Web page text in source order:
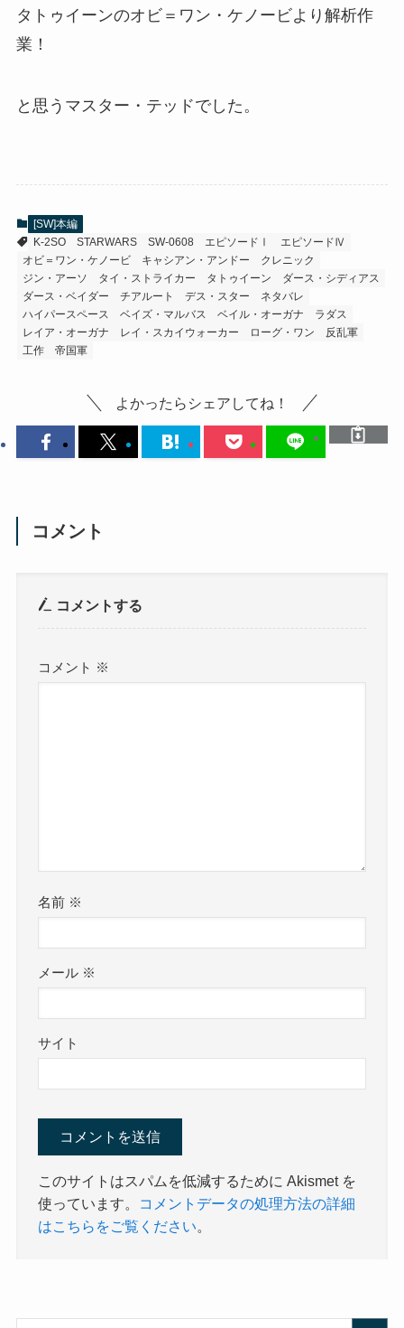
タトゥイーンのオビ＝ワン・ケノービより解析作
業！
と思うマスター・テッドでした。
[SW]本編
K-2SO
STARWARS SW-0608 エピソードⅠ
エピソードⅣ
オビ＝ワン・ケノービ
キャシアン・アンドー
クレニック
ジン・アーソ
タイ・ストライカー タトゥイーン
ダース・シディアス
ダース・ベイダー
チアルート デス・スター
ネタバレ
ハイパースペース
ベイズ・マルバス ベイル・オーガナ
ラダス
レイア・オーガナ
レイ・スカイウォーカー ローグ・ワン
反乱軍
工作
帝国軍
よかったらシェアしてね！
コメント
コメントする
コメント ※
名前 ※
メール ※
サイト
このサイトはスパムを低減するために Akismet を
使っています。
コメントデータの処理方法の詳細
はこちらをご覧ください。